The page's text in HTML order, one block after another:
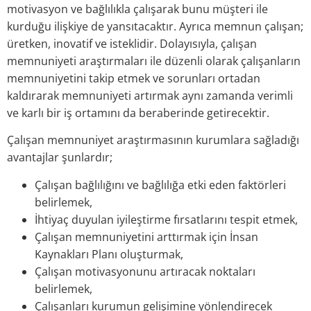
motivasyon ve bağlılıkla çalışarak bunu müşteri ile
kurduğu ilişkiye de yansıtacaktır. Ayrıca memnun çalışan;
üretken, inovatif ve isteklidir. Dolayısıyla, çalışan
memnuniyeti araştırmaları ile düzenli olarak çalışanların
memnuniyetini takip etmek ve sorunları ortadan
kaldırarak memnuniyeti artırmak aynı zamanda verimli
ve karlı bir iş ortamını da beraberinde getirecektir.
Çalışan memnuniyet araştırmasının kurumlara sağladığı
avantajlar şunlardır;
Çalışan bağlılığını ve bağlılığa etki eden faktörleri
belirlemek,
İhtiyaç duyulan iyileştirme fırsatlarını tespit etmek,
Çalışan memnuniyetini arttırmak için İnsan
Kaynakları Planı oluşturmak,
Çalışan motivasyonunu artıracak noktaları
belirlemek,
Çalışanları kurumun gelişimine yönlendirecek